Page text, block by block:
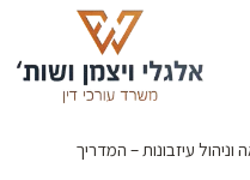
וניהול עיזבונות – המדריך